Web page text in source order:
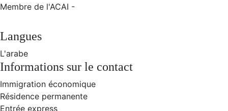
Membre de l'ACAI -
Langues
L'arabe
Informations sur le contact
Immigration économique
Résidence permanente
Entrée express